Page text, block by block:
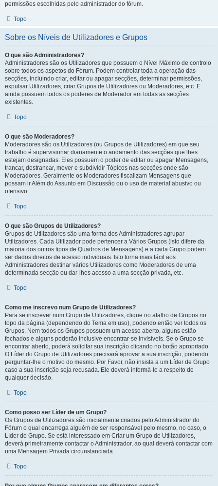
permissões escolhidas pelo administrador do fórum.
Topo
Sobre os Níveis de Utilizadores e Grupos
O que são Administradores?
Administradores são os Utilizadores que possuem o Nível Máximo de controlo
sobre todos os aspetos do Fórum. Podem controlar toda a operação das
secções, incluindo criar, editar ou apagar secções, determinar permissões,
expulsar Utilizadores, criar Grupos de Utilizadores ou Moderadores, etc. E
ainda possuem todos os poderes de Moderador em todas as secções
existentes.
Topo
O que são Moderadores?
Moderadores são os Utilizadores (ou Grupos de Utilizadores) em que seu
trabalho é supervisionar diariamente o andamento das secções que lhes
estejam designadas. Eles possuem o poder de editar ou apagar Mensagens,
trancar, destrancar, mover e subdividir Tópicos nas secções onde são
Moderadores. Geralmente os Moderadores fiscalizam Mensagens que
possam ir Além do Assunto em Discussão ou o uso de material abusivo ou
ofensivo.
Topo
O que são Grupos de Utilizadores?
Grupos de Utilizadores são uma forma dos Administradores agrupar
Utilizadores. Cada Utilizador pode pertencer a Vários Grupos (isto difere da
maioria dos outros tipos de Quadros de Mensagens) e a cada Grupo podem
ser dados direitos de acesso individuais. Isto torna mais fácil aos
Administradores destinar vários Utilizadores como Moderadores de uma
determinada secção ou dar-lhes acesso a uma secção privada, etc.
Topo
Como me inscrevo num Grupo de Utilizadores?
Para se inscrever num Grupo de Utilizadores, clique no atalho de Grupos no
topo da página (dependendo do Tema em uso), podendo então ver todos os
Grupos. Nem todos os Grupos possuem um acesso aberto, alguns estão
fechados e alguns poderão inclusive encontrar-se invisíveis. Se o Grupo se
encontrar aberto, poderá solicitar sua inscrição clicando no botão apropriado.
O Líder do Grupo de Utilizadores precisará aprovar a sua inscrição, podendo
perguntar-lhe o motivo do mesmo. Por Favor, não insista a um Líder de Grupo
caso a sua inscrição seja recusada. Ele deverá informá-lo a respeito de
qualquer decisão.
Topo
Como posso ser Líder de um Grupo?
Os Grupos de Utilizadores são inicialmente criados pelo Administrador do
Fórum o qual encarrega alguém de ser responsável pelo mesmo, no caso, o
Líder do Grupo. Se está interessado em Criar um Grupo de Utilizadores,
deverá primeiramente contactar o Administrador, ao qual deverá contactar com
uma Mensagem Privada circunstanciada.
Topo